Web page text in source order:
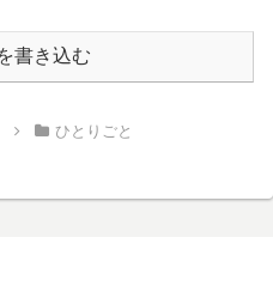
書き込む
ひとりごと